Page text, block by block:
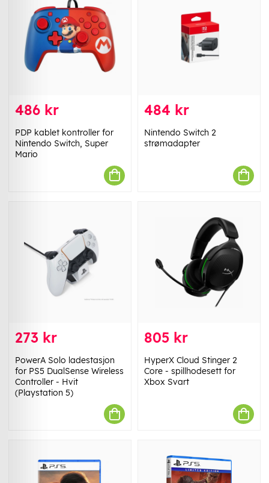
486 kr
PDP kablet kontroller for
Nintendo Switch, Super
Mario
484 kr
Nintendo Switch 2
strømadapter
273 kr
PowerA Solo ladestasjon
for PS5 DualSense Wireless
Controller - Hvit
(Playstation 5)
805 kr
HyperX Cloud Stinger 2
Core - spillhodesett for
Xbox Svart